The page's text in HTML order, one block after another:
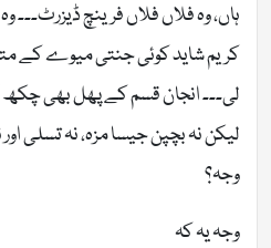
ہاں، وہ فلاں فلاں فرینچ ڈیزرٹ۔۔۔
کریم شاید کوئی جنتی میوے کے
لی۔۔۔ انجان قسم کے پھل بھی چکھ
لیکن نہ بچپن جیسا مزہ، نہ تسلی
وجہ؟
وجہ یہ کہ